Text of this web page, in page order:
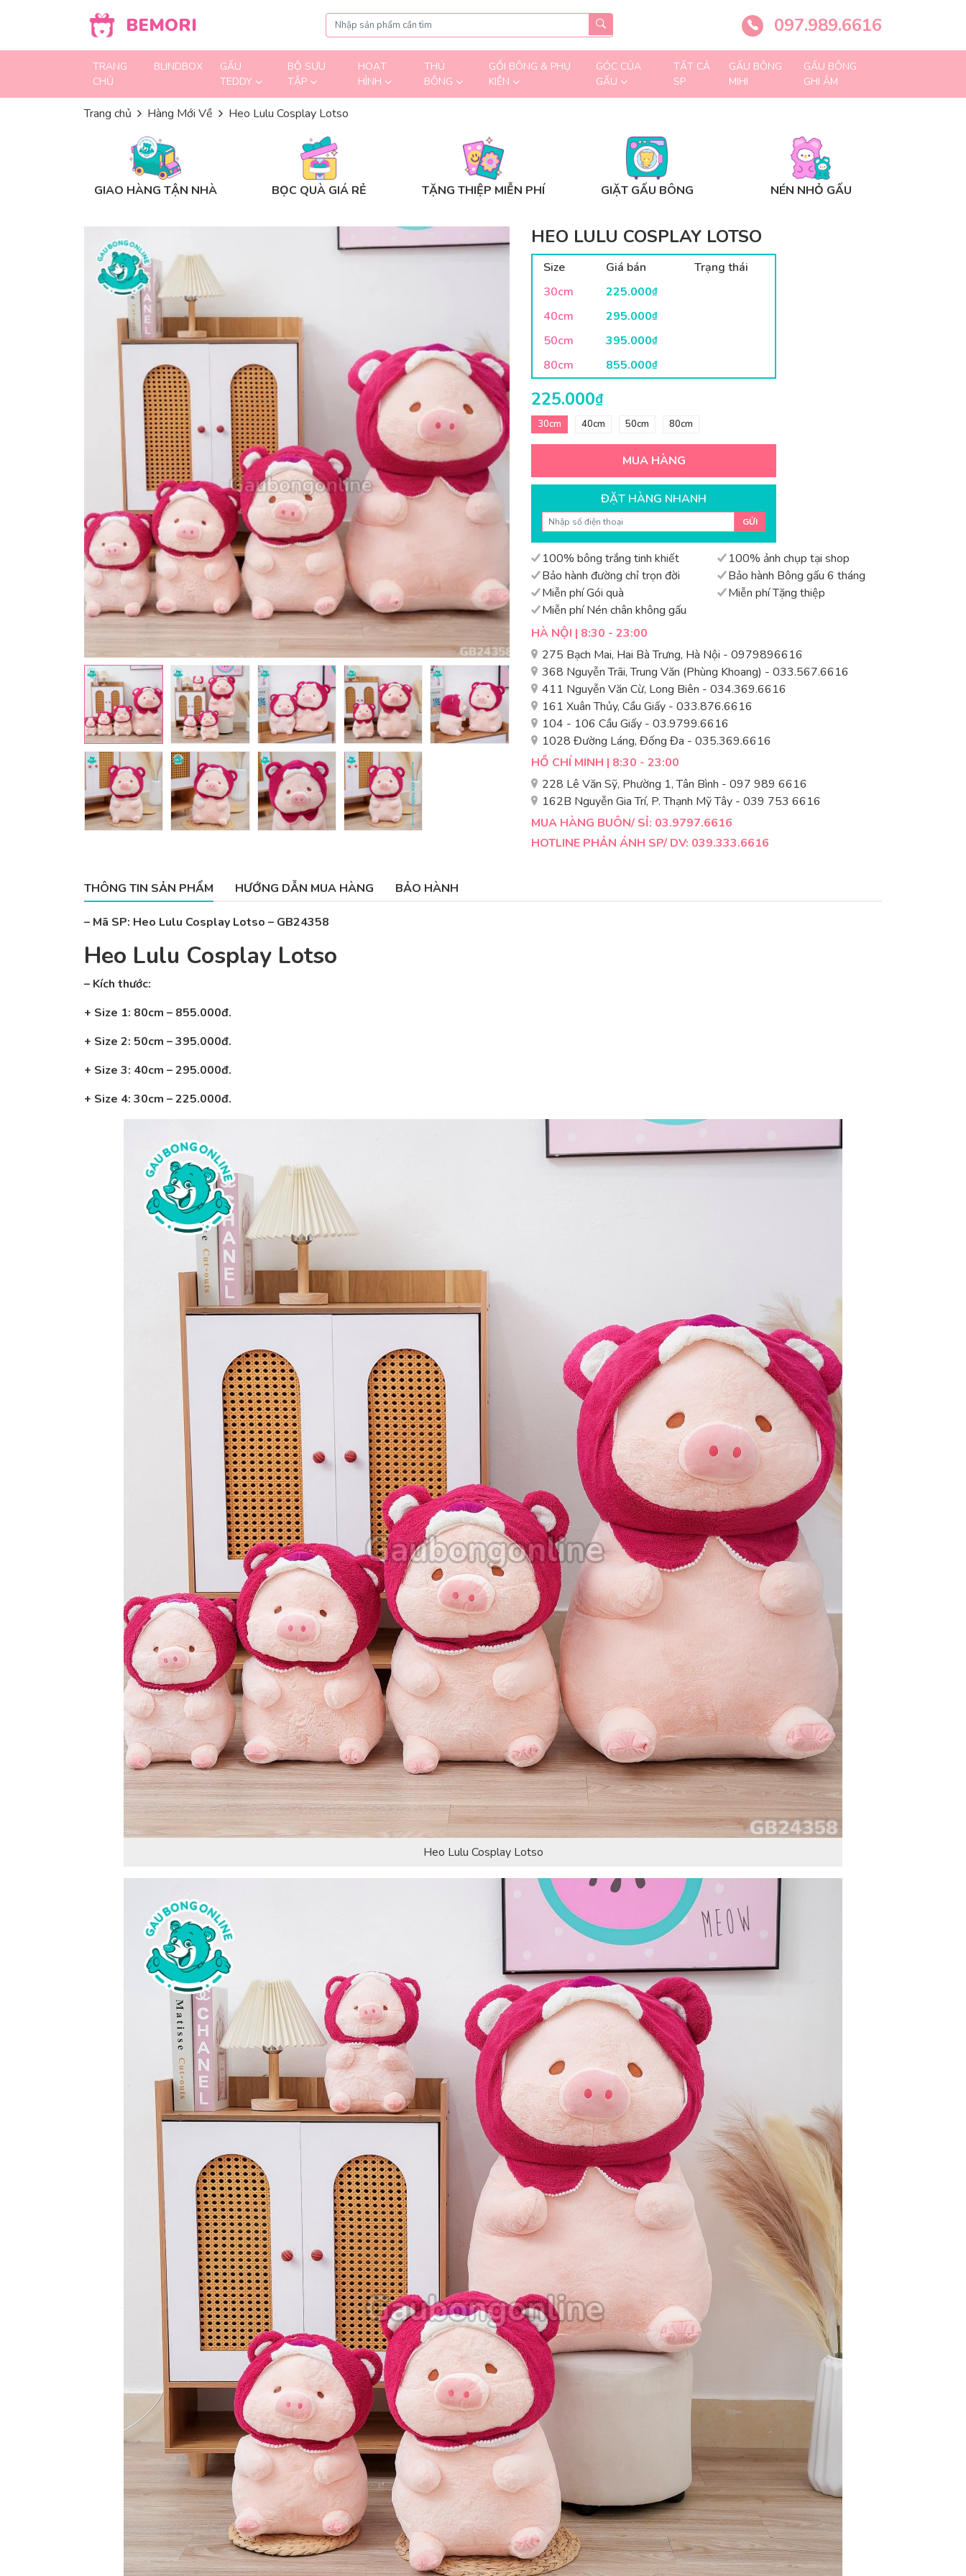
BEMORI 097.989.6616
TRANG
CHỦ
BLINDBOX
GẤU
TEDDY
BỘ SƯU
TẬP
HOẠT
HÌNH
THÚ
BÔNG
GỐI BÔNG & PHỤ
KIỆN
GÓC CỦA
GẤU
TẤT CẢ
SP
GẤU BÔNG
MIHI
GẤU BÔNG
GHI ÂM
Trang chủ Hàng Mới Về Heo Lulu Cosplay Lotso
GIAO HÀNG TẬN NHÀ BỌC QUÀ GIÁ RẺ TẶNG THIỆP MIỄN PHÍ GIẶT GẤU BÔNG NÉN NHỎ GẤU
HEO LULU COSPLAY LOTSO
Size Giá bán
Trạng thái
30cm
225.000₫
40cm 295.000₫
50cm 395.000₫
80cm 855.000₫
225.000₫
30cm 40cm 50cm 80cm
MUA HÀNG
ĐẶT HÀNG NHANH
GỬI
100% bông trắng tinh khiết
100% ảnh chụp tại shop
Bảo hành đường chỉ trọn đời
Bảo hành Bông gấu 6 tháng
Miễn phí Gói quà
Miễn phí Tặng thiệp
Miễn phí Nén chân không gấu
HÀ NỘI | 8:30 - 23:00
275 Bạch Mai, Hai Bà Trưng, Hà Nội - 0979896616
368 Nguyễn Trãi, Trung Văn (Phùng Khoang) - 033.567.6616
411 Nguyễn Văn Cừ, Long Biên - 034.369.6616
161 Xuân Thủy, Cầu Giấy - 033.876.6616
104 - 106 Cầu Giấy - 03.9799.6616
1028 Đường Láng, Đống Đa - 035.369.6616
HỒ CHÍ MINH | 8:30 - 23:00
228 Lê Văn Sỹ, Phường 1, Tân Bình - 097 989 6616
162B Nguyễn Gia Trí, P. Thạnh Mỹ Tây - 039 753 6616
MUA HÀNG BUÔN/ SỈ: 03.9797.6616
HOTLINE PHẢN ÁNH SP/ DV: 039.333.6616
THÔNG TIN SẢN PHẨM HƯỚNG DẪN MUA HÀNG BẢO HÀNH
– Mã SP: Heo Lulu Cosplay Lotso – GB24358
Heo Lulu Cosplay Lotso
– Kích thước:
+ Size 1: 80cm – 855.000đ.
+ Size 2: 50cm – 395.000đ.
+ Size 3: 40cm – 295.000đ.
+ Size 4: 30cm – 225.000đ.
Heo Lulu Cosplay Lotso